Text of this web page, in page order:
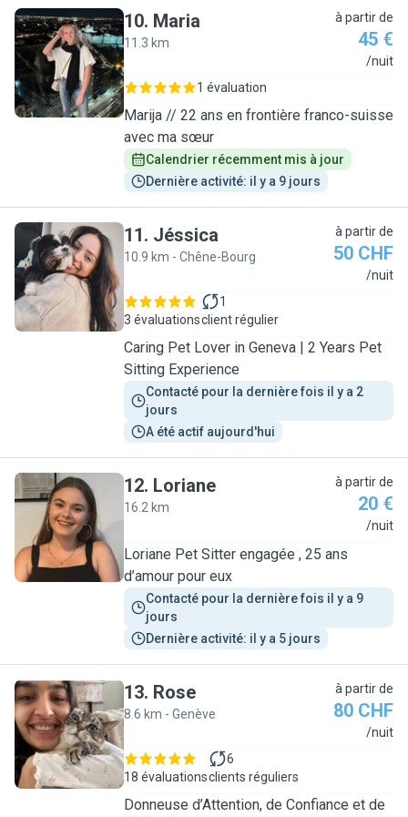
M
10. Maria
11.3 km
à partir de
45 €
/nuit
1 évaluation
Marija // 22 ans en frontière franco-suisse
avec ma sœur
Calendrier récemment mis à jour
Dernière activité: il y a 9 jours
J
11. Jéssica
10.9 km - Chêne-Bourg
à partir de
50 CHF
/nuit
3 évaluations
1
client régulier
Caring Pet Lover in Geneva | 2 Years Pet
Sitting Experience
Contacté pour la dernière fois il y a 2
jours
A été actif aujourd'hui
L
12. Loriane
16.2 km
à partir de
20 €
/nuit
Loriane Pet Sitter engagée , 25 ans
d’amour pour eux
Contacté pour la dernière fois il y a 9
jours
Dernière activité: il y a 5 jours
R
13. Rose
8.6 km - Genève
à partir de
80 CHF
/nuit
18 évaluations
6
clients réguliers
Donneuse d’Attention, de Confiance et de